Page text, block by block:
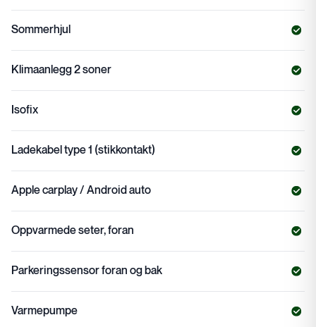
Sommerhjul
Klimaanlegg 2 soner
Isofix
Ladekabel type 1 (stikkontakt)
Apple carplay / Android auto
Oppvarmede seter, foran
Parkeringssensor foran og bak
Varmepumpe